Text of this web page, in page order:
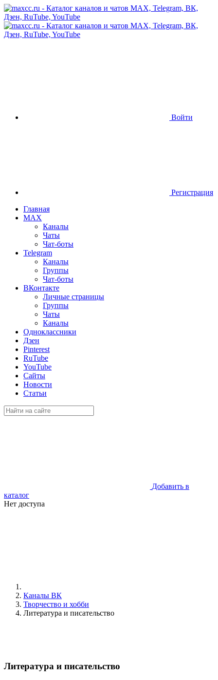
Войти
Регистрация
Главная
MAX
Каналы
Чаты
Чат-боты
Telegram
Каналы
Группы
Чат-боты
ВКонтакте
Личные страницы
Группы
Чаты
Каналы
Одноклассники
Дзен
Pinterest
RuTube
YouTube
Сайты
Новости
Статьи
Добавить в
каталог
Нет доступа
Каналы ВК
Творчество и хобби
Литература и писательство
Литература и писательство